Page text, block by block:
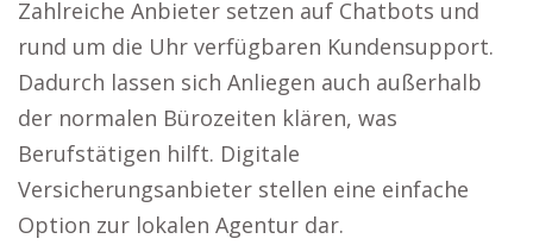
Zahlreiche Anbieter setzen auf Chatbots und
rund um die Uhr verfügbaren Kundensupport.
Dadurch lassen sich Anliegen auch außerhalb
der normalen Bürozeiten klären, was
Berufstätigen hilft. Digitale
Versicherungsanbieter stellen eine einfache
Option zur lokalen Agentur dar.